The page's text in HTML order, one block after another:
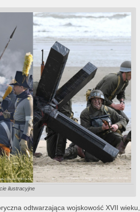
ilustracyjne
odtwarzająca wojskowość XVII wieku,